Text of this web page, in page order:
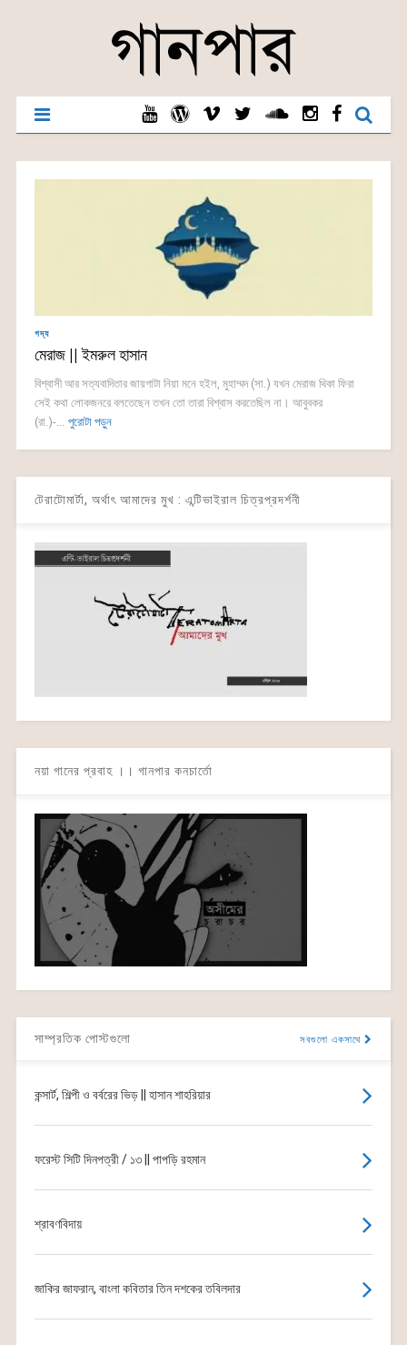
গদ্য
মেরাজ || ইমরুল হাসান
বিশ্বাসী আর সত্যবাদিতার জায়গাটা নিয়া মনে হইল, মুহাম্মদ (সা.) যখন মেরাজ থিকা ফিরা
সেই কথা লোকজনরে বলতেছেন তখন তো তারা বিশ্বাস করতেছিল না। আবুবকর
(রা.)-... পুরোটা পড়ুন
টেরাটোমার্টা, অর্থাৎ আমাদের মুখ : এন্টিভাইরাল চিত্রপ্রদর্শনী
নয়া গানের প্রবাহ ।। গানপার কনচার্তো
সাম্প্রতিক পোস্টগুলো সবগুলো একসাথে
কন্সার্ট, শিল্পী ও বর্বরের ভিড় || হাসান শাহরিয়ার
ফরেস্ট সিটি দিনপত্রী / ১৩ || পাপড়ি রহমান
শ্রাবণবিদায়
জাকির জাফরান, বাংলা কবিতার তিন দশকের তবিলদার